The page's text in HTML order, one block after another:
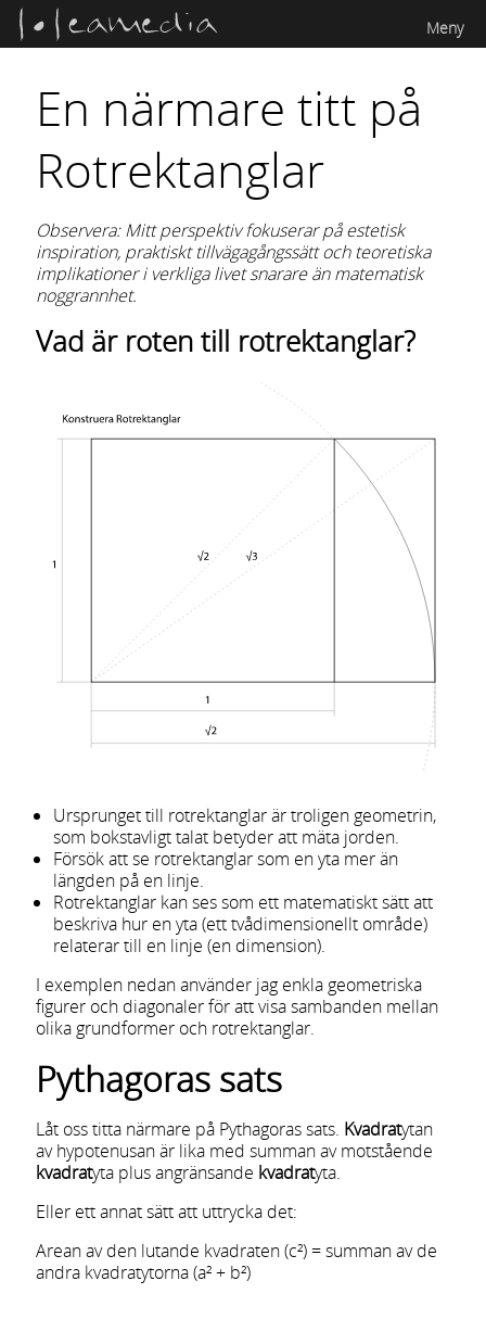
Meny
En närmare titt på
Rotrektanglar
Observera: Mitt perspektiv fokuserar på estetisk
inspiration, praktiskt tillvägagångssätt och teoretiska
implikationer i verkliga livet snarare än matematisk
noggrannhet.
Vad är roten till rotrektanglar?
Ursprunget till rotrektanglar är troligen geometrin,
som bokstavligt talat betyder att mäta jorden.
Försök att se rotrektanglar som en yta mer än
längden på en linje.
Rotrektanglar kan ses som ett matematiskt sätt att
beskriva hur en yta (ett tvådimensionellt område)
relaterar till en linje (en dimension).
I exemplen nedan använder jag enkla geometriska
figurer och diagonaler för att visa sambanden mellan
olika grundformer och rotrektanglar.
Pythagoras sats
Låt oss titta närmare på Pythagoras sats. Kvadratytan
av hypotenusan är lika med summan av motstående
kvadratyta plus angränsande kvadratyta.
Eller ett annat sätt att uttrycka det:
Arean av den lutande kvadraten (c²) = summan av de
andra kvadratytorna (a² + b²)